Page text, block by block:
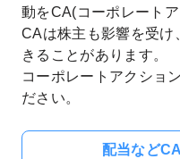
動をCA(コーポレート
CAは株主も影響を受け
きることがあります。
コーポレートアクショ
ださい。
配当など